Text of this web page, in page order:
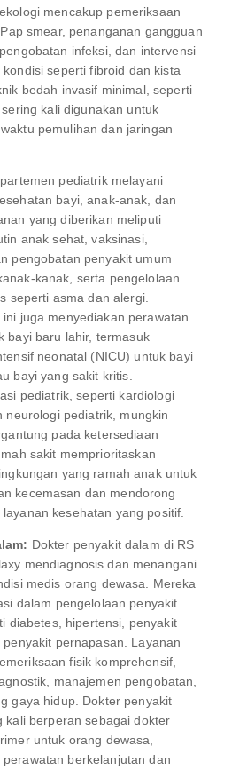
mencakup pemeriksaan
smear, penanganan gangguan
infeksi, dan intervensi
kondisi seperti fibroid dan kista
bedah invasif minimal, seperti
kali digunakan untuk
pemulihan dan jaringan
pediatrik melayani
bayi, anak-anak, dan
yang diberikan meliputi
anak sehat, vaksinasi,
pengobatan penyakit umum
kanak, serta pengelolaan
seperti asma dan alergi.
ini juga menyediakan perawatan
bayi baru lahir, termasuk
neonatal (NICU) untuk bayi
bayi yang sakit kritis.
pediatrik, seperti kardiologi
neurologi pediatrik, mungkin
pada ketersediaan
sakit memprioritaskan
yang ramah anak untuk
kecemasan dan mendorong
kesehatan yang positif.
Dokter penyakit dalam di RS
mendiagnosis dan menangani
medis orang dewasa. Mereka
dalam pengelolaan penyakit
diabetes, hipertensi, penyakit
penyakit pernapasan. Layanan
fisik komprehensif,
manajemen pengobatan,
gaya hidup. Dokter penyakit
kali berperan sebagai dokter
untuk orang dewasa,
perawatan berkelanjutan dan